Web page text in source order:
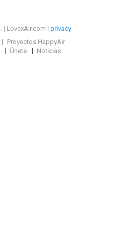
| LovexAir.com | privacy
Proyectos HappyAir
Únete Noticias